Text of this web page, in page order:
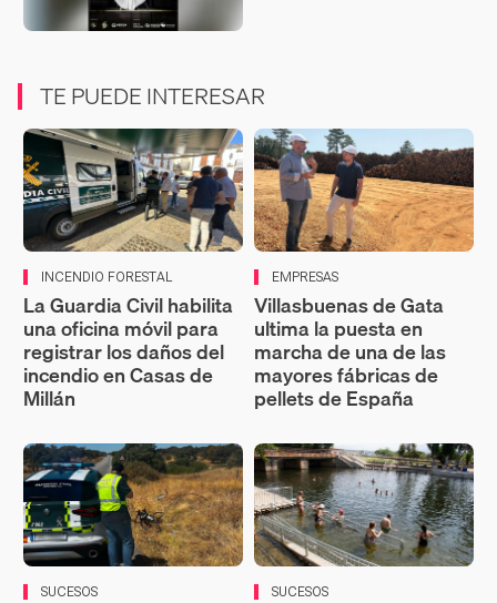
TE PUEDE INTERESAR
INCENDIO FORESTAL
La Guardia Civil habilita
una oficina móvil para
registrar los daños del
incendio en Casas de
Millán
EMPRESAS
Villasbuenas de Gata
ultima la puesta en
marcha de una de las
mayores fábricas de
pellets de España
SUCESOS SUCESOS